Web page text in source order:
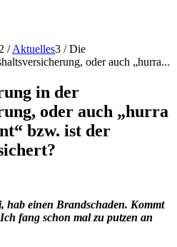
2 / Aktuelles3 / Die
oder auch „hurra...
in der
oder auch „hurra
bzw. ist der
hab einen Brandschaden. Kommt
fang schon mal zu putzen an